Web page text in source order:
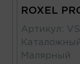
ROXEL
Артикул :
Малярный